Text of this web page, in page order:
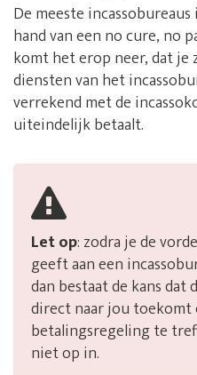
De meeste
hand van een no cure, no
komt het erop neer, dat
diensten van het
verrekend met de
uiteindelijk betaalt.
Let op: zodra je de
geeft aan een
dan bestaat de kans dat
direct naar jou toekomt
betalingsregeling te
niet op in.